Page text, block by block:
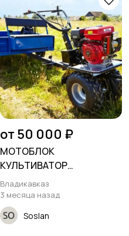
от 50 000 ₽
МОТОБЛОК
КУЛЬТИВАТОР
СНЕГОУБОРЩИК
Владикавказ
3 месяца назад
Soslan